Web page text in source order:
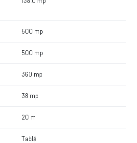
500 mp
500 mp
360 mp
38 mp
20 m
Tablă